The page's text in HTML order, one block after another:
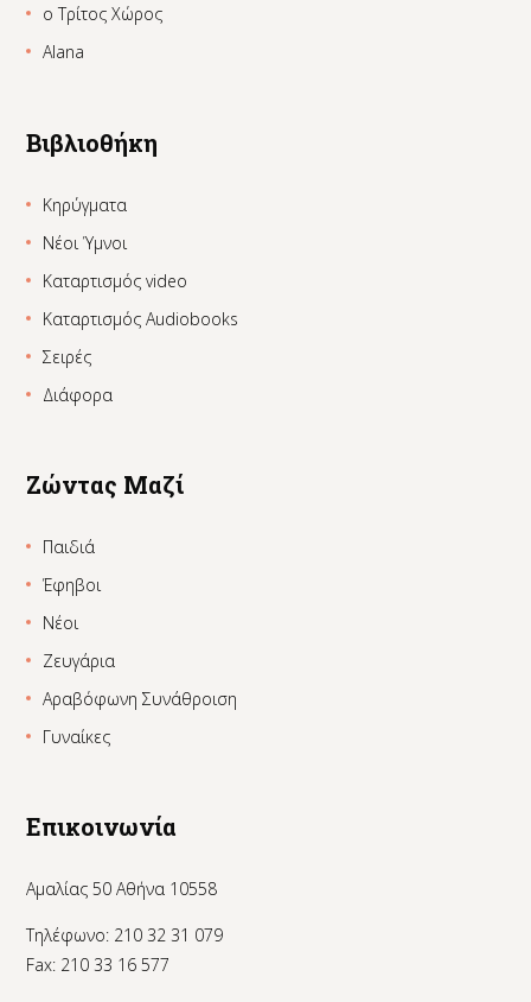
ο Τρίτος Χώρος
Alana
Βιβλιοθήκη
Κηρύγματα
Νέοι Ύμνοι
Καταρτισμός video
Καταρτισμός Audiobooks
Σειρές
Διάφορα
Ζώντας Μαζί
Παιδιά
Έφηβοι
Νέοι
Ζευγάρια
Αραβόφωνη Συνάθροιση
Γυναίκες
Επικοινωνία
Αμαλίας 50 Αθήνα 10558
Τηλέφωνο: 210 32 31 079
Fax: 210 33 16 577